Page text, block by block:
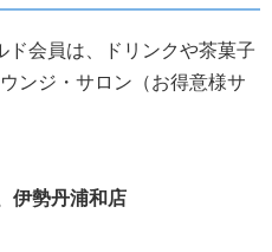
ド会員は、ドリンクや茶菓子
ンジ・サロン（お得意様サ
伊勢丹浦和店